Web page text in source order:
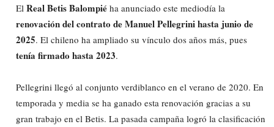
El Real Betis Balompié ha anunciado este mediodía la
renovación del contrato de Manuel Pellegrini hasta junio de
2025. El chileno ha ampliado su vínculo dos años más, pues
tenía firmado hasta 2023.
Pellegrini llegó al conjunto verdiblanco en el verano de 2020. En
temporada y media se ha ganado esta renovación gracias a su
gran trabajo en el Betis. La pasada campaña logró la clasificación